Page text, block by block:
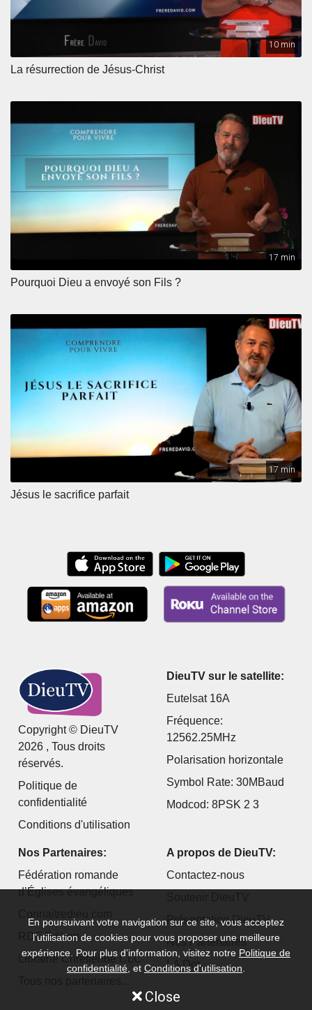
10 min
La résurrection de Jésus-Christ
17 min
Pourquoi Dieu a envoyé son Fils ?
17 min
Jésus le sacrifice parfait
Copyright © DieuTV
2026 , Tous droits
réservés.
Politique de
confidentialité
Conditions d'utilisation
DieuTV sur le satellite:
Eutelsat 16A
Fréquence:
12562.25MHz
Polarisation horizontale
Symbol Rate: 30MBaud
Modcod: 8PSK 2 3
Nos Partenaires:
Fédération romande
d’Églises évangéliques
RDF Édition
Librairie Chrétienne CLC
A propos de DieuTV:
Contactez-nous
Présentation DieuTV
Nos Partenaires
LA Dot...
En poursuivant votre navigation sur ce site, vous acceptez
l’utilisation de cookies pour vous proposer une meilleure
expérience. Pour plus d’information, visitez notre Politique de
confidentialité , et Conditions d'utilisation